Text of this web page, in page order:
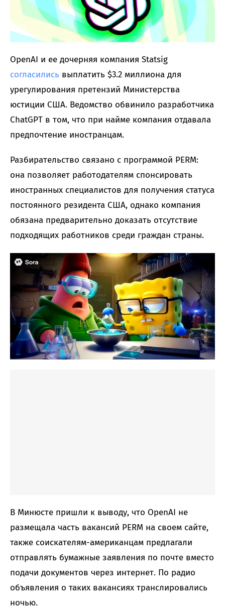
OpenAI и ее дочерняя компания Statsig
согласились выплатить $3.2 миллиона для
урегулирования претензий Министерства
юстиции США. Ведомство обвинило разработчика
ChatGPT в том, что при найме компания отдавала
предпочтение иностранцам.
Разбирательство связано с программой PERM:
она позволяет работодателям спонсировать
иностранных специалистов для получения статуса
постоянного резидента США, однако компания
обязана предварительно доказать отсутствие
подходящих работников среди граждан страны.
В Минюсте пришли к выводу, что OpenAI не
размещала часть вакансий PERM на своем сайте,
также соискателям-американцам предлагали
отправлять бумажные заявления по почте вместо
подачи документов через интернет. По радио
объявления о таких вакансиях транслировались
ночью.